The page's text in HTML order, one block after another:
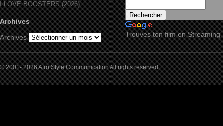
I LOVE BOOSTERS (2026)
Archives
Archives
Trouves ton film en Streaming
© 2001- 2026 Afro Style Communication All rights reserved.